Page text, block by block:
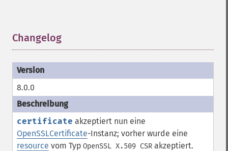
Changelog
8.0.0
certificate akzeptiert nun eine
OpenSSLCertificate-Instanz; vorher wurde eine
resource vom Typ OpenSSL X.509 CSR akzeptiert.